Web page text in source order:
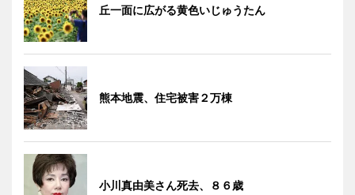
丘一面に広がる黄色いじゅうたん
熊本地震、住宅被害２万棟
小川真由美さん死去、８６歳